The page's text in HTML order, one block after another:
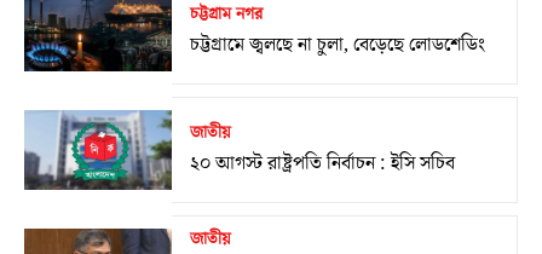
চট্টগ্রাম নগর
চট্টগ্রামে জ্বলছে না চুলা, বেড়েছে লোডশেডিং
জাতীয়
২০ আগস্ট রাষ্ট্রপতি নির্বাচন : ইসি সচিব
জাতীয়